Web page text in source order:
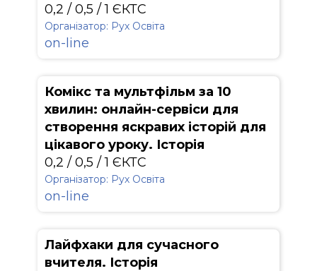
0,2 / 0,5 / 1 ЄКТС
Організатор: Рух Освіта
on-line
Комікс та мультфільм за 10
хвилин: онлайн-сервіси для
створення яскравих історій для
цікавого уроку. Історія
0,2 / 0,5 / 1 ЄКТС
Організатор: Рух Освіта
on-line
Лайфхаки для сучасного
вчителя. Історія